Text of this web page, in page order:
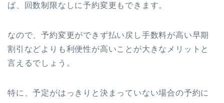
ば、回数制限なしに予約変更もできます。
なので、予約変更ができず払い戻し手数料が高い早期
割引などよりも利便性が高いことが大きなメリットと
言えるでしょう。
特に、予定がはっきりと決まっていない場合の予約に